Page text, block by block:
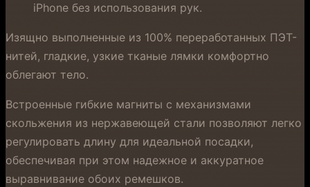
iPhone без использования рук.
Изящно выполненные из 100% переработанных ПЭТ-
нитей, гладкие, узкие тканые лямки комфортно
облегают тело.
Встроенные гибкие магниты с механизмами
скольжения из нержавеющей стали позволяют легко
регулировать длину для идеальной посадки,
обеспечивая при этом надежное и аккуратное
выравнивание обоих ремешков.